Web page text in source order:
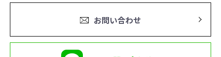
お問い合わせ